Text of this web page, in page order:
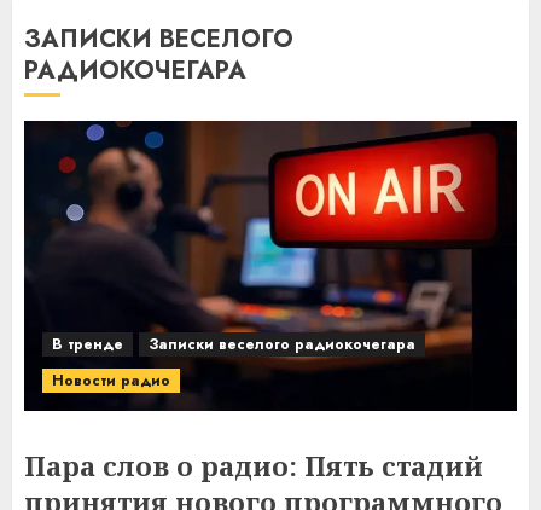
ЗАПИСКИ ВЕСЕЛОГО
РАДИОКОЧЕГАРА
В тренде
Записки веселого радиокочегара
Новости радио
Пара слов о радио: Пять стадий
принятия нового программного